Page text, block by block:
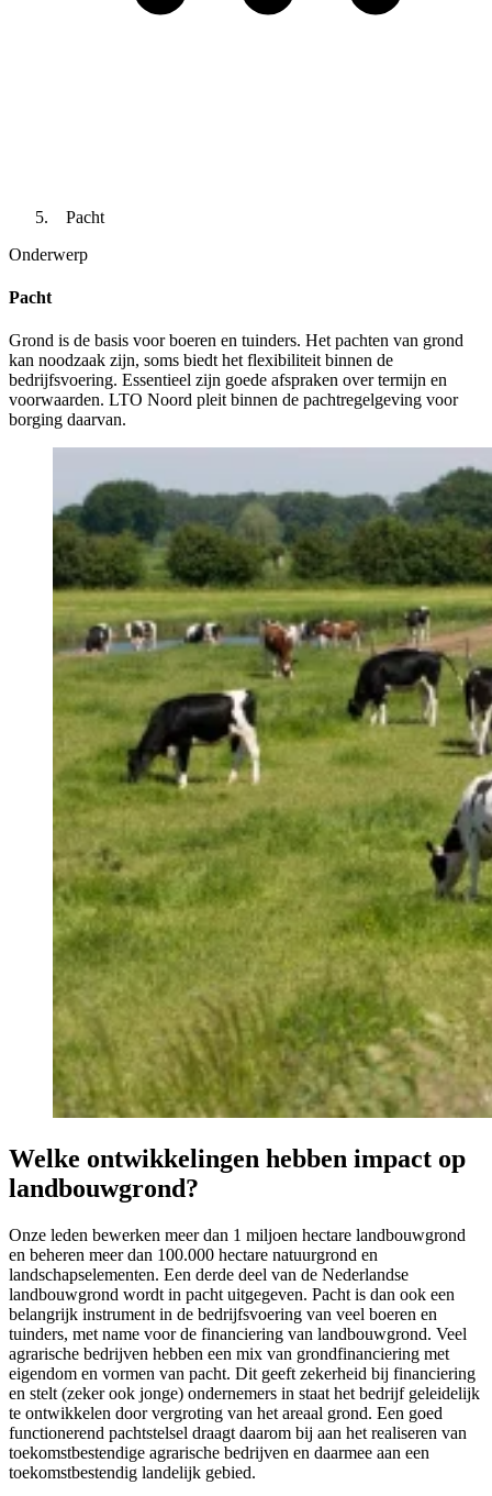
Pacht
Onderwerp
Pacht
Grond is de basis voor boeren en tuinders. Het pachten van grond
kan noodzaak zijn, soms biedt het flexibiliteit binnen de
bedrijfsvoering. Essentieel zijn goede afspraken over termijn en
voorwaarden. LTO Noord pleit binnen de pachtregelgeving voor
borging daarvan.
Welke ontwikkelingen hebben impact op
landbouwgrond?
Onze leden bewerken meer dan 1 miljoen hectare landbouwgrond
en beheren meer dan 100.000 hectare natuurgrond en
landschapselementen. Een derde deel van de Nederlandse
landbouwgrond wordt in pacht uitgegeven. Pacht is dan ook een
belangrijk instrument in de bedrijfsvoering van veel boeren en
tuinders, met name voor de financiering van landbouwgrond. Veel
agrarische bedrijven hebben een mix van grondfinanciering met
eigendom en vormen van pacht. Dit geeft zekerheid bij financiering
en stelt (zeker ook jonge) ondernemers in staat het bedrijf geleidelijk
te ontwikkelen door vergroting van het areaal grond. Een goed
functionerend pachtstelsel draagt daarom bij aan het realiseren van
toekomstbestendige agrarische bedrijven en daarmee aan een
toekomstbestendig landelijk gebied.